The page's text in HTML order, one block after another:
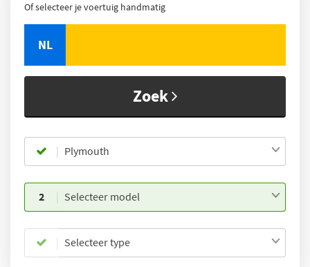
Of selecteer je voertuig handmatig
NL
Zoek
Plymouth
2 Selecteer model
Selecteer type